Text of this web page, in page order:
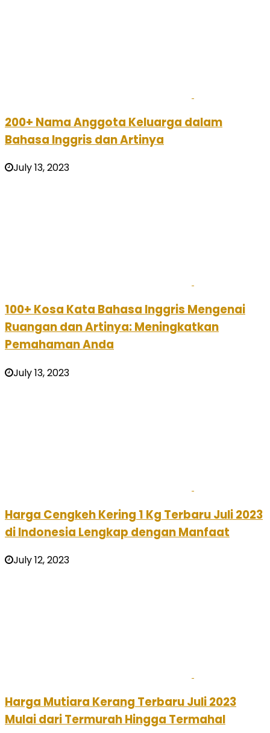
200+ Nama Anggota Keluarga dalam
Bahasa Inggris dan Artinya
July 13, 2023
100+ Kosa Kata Bahasa Inggris Mengenai
Ruangan dan Artinya: Meningkatkan
Pemahaman Anda
July 13, 2023
Harga Cengkeh Kering 1 Kg Terbaru Juli 2023
di Indonesia Lengkap dengan Manfaat
July 12, 2023
Harga Mutiara Kerang Terbaru Juli 2023
Mulai dari Termurah Hingga Termahal